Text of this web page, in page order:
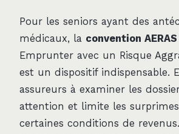
Pour les seniors ayant des
médicaux, la convention AERAS
Emprunter avec un Risque
est un dispositif indispensable.
assureurs à examiner les
attention et limite les
certaines conditions de revenus.